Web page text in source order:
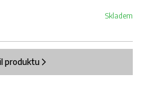
Skladem
produktu